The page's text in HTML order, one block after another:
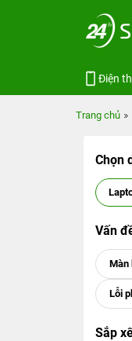
Điện
Trang chủ
Chọn
Vấn
Sắp